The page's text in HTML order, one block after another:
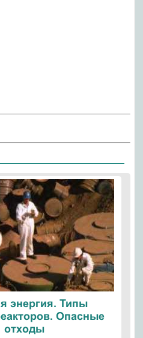
энергия. Типы
Опасные
отходы